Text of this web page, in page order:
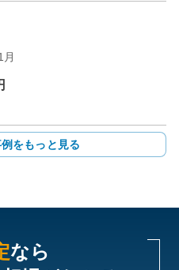
をもっと見る
なら